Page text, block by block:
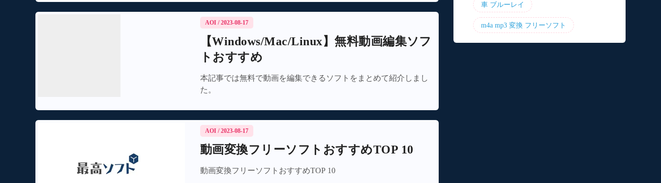
AOI / 2023-08-17
【Windows/Mac/Linux】無料動画編集ソフ
トおすすめ
本記事では無料で動画を編集できるソフトをまとめて紹介しまし
た。
AOI / 2023-08-17
動画変換フリーソフトおすすめTOP 10
動画変換フリーソフトおすすめTOP 10
車 ブルーレイ
m4a mp3 変換 フリーソフト